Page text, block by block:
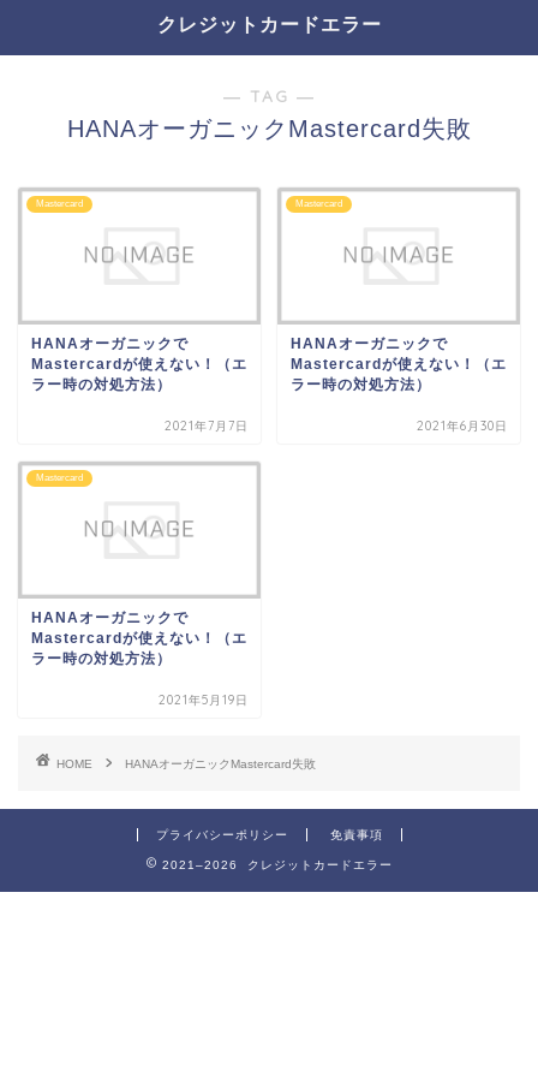
クレジットカードエラー
― TAG ―
HANAオーガニックMastercard失敗
Mastercard
HANAオーガニックで
Mastercardが使えない！（エ
ラー時の対処方法）
2021年7月7日
Mastercard
HANAオーガニックで
Mastercardが使えない！（エ
ラー時の対処方法）
2021年6月30日
Mastercard
HANAオーガニックで
Mastercardが使えない！（エ
ラー時の対処方法）
2021年5月19日
HOME HANAオーガニックMastercard失敗
プライバシーポリシー 免責事項
2021–2026 クレジットカードエラー